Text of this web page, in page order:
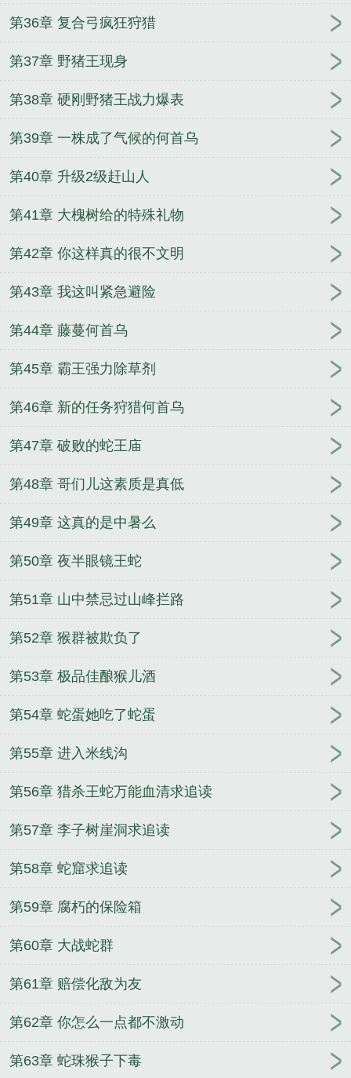
第36章 复合弓疯狂狩猎
第37章 野猪王现身
第38章 硬刚野猪王战力爆表
第39章 一株成了气候的何首乌
第40章 升级2级赶山人
第41章 大槐树给的特殊礼物
第42章 你这样真的很不文明
第43章 我这叫紧急避险
第44章 藤蔓何首乌
第45章 霸王强力除草剂
第46章 新的任务狩猎何首乌
第47章 破败的蛇王庙
第48章 哥们儿这素质是真低
第49章 这真的是中暑么
第50章 夜半眼镜王蛇
第51章 山中禁忌过山峰拦路
第52章 猴群被欺负了
第53章 极品佳酿猴儿酒
第54章 蛇蛋她吃了蛇蛋
第55章 进入米线沟
第56章 猎杀王蛇万能血清求追读
第57章 李子树崖洞求追读
第58章 蛇窟求追读
第59章 腐朽的保险箱
第60章 大战蛇群
第61章 赔偿化敌为友
第62章 你怎么一点都不激动
第63章 蛇珠猴子下毒